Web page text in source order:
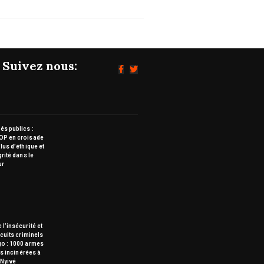
Suivez nous:
publics :
en croisade
d’éthique et
dans le
l’insécurité et
criminels
: 1000 armes
incinérées à